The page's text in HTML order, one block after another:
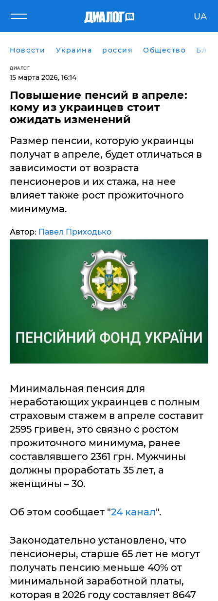
UA
Новости Украина россия Общество
ДИАЛОГ
15 марта 2026, 16:14
​Повышение пенсий в апреле:
кому из украинцев стоит
ожидать изменений
Размер пенсии, которую украинцы
получат в апреле, будет отличаться в
зависимости от возраста
пенсионеров и их стажа, на нее
влияет также рост прожиточного
минимума.
Автор: Павел Приходько
Минимальная пенсия для
неработающих украинцев с полным
страховым стажем в апреле составит
2595 гривен, это связно с ростом
прожиточного минимума, ранее
составлявшего 2361 грн. Мужчины
должны проработать 35 лет, а
женщины – 30.
Об этом сообщает "24 канал".
Законодательно установлено, что
пенсионеры, старше 65 лет не могут
получать пенсию меньше 40% от
минимальной заработной платы,
которая в 2026 году составляет 8647